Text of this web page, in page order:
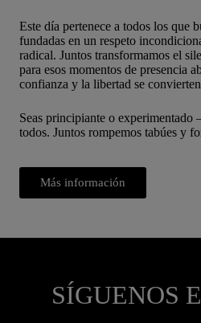
Este día pertenece a todos los que
fundadas en un respeto
radical. Juntos transformamos el
para esos momentos de presencia
confianza y la libertad se
Seas principiante o experimentado
todos. Juntos rompemos tabúes y
Más información
SÍGUENOS